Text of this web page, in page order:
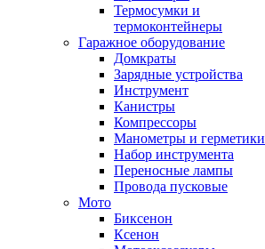
Термосумки и
термоконтейнеры
Гаражное оборудование
Домкраты
Зарядные устройства
Инструмент
Канистры
Компрессоры
Манометры и герметики
Набор инструмента
Переносные лампы
Провода пусковые
Мото
Биксенон
Ксенон